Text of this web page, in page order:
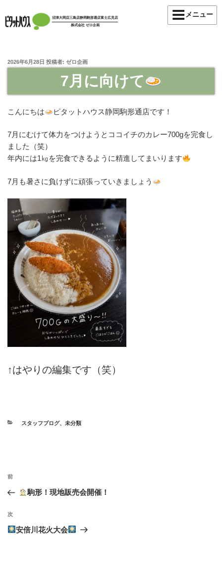
ン
テ
沼津大岡店三島店静岡駒形通店富士広見店
株式会社 ゼロ企画
メニュー
投
2026年6月28日 投稿者: ゼロ企画
7月に向けて
こんにちは ピタットハウス静岡駒形通店です！
7月にむけて体力をつけようとココイチのカレー700gを完食し
ました（笑）
年内には1㎏を完食できるように精進してまいります
7月も暑さに負けずに頑張っていきましょう
↑はやりの編集です（笑）
カ
スタッフブログ、 未分類
投
ナ
ビ
ゲ
前
の
稿
前
駒形！現地販売会開催！
次
の
次
安倍川花火大会